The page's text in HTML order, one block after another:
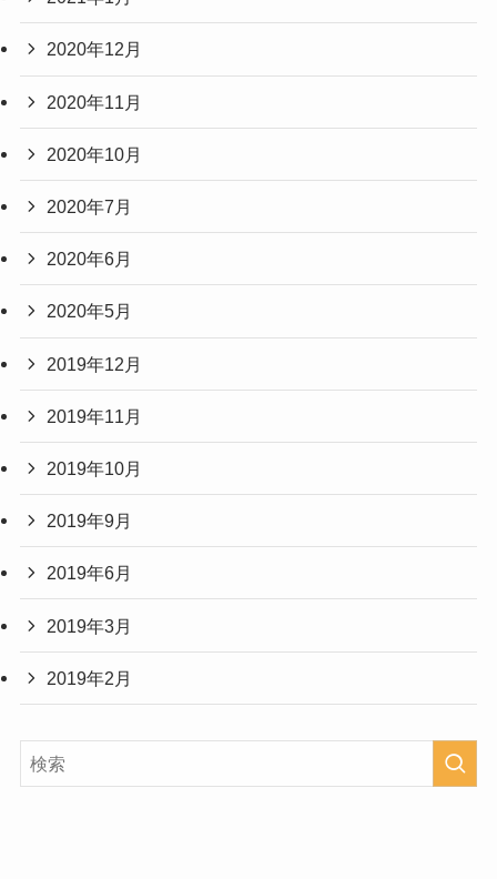
2020年12月
2020年11月
2020年10月
2020年7月
2020年6月
2020年5月
2019年12月
2019年11月
2019年10月
2019年9月
2019年6月
2019年3月
2019年2月